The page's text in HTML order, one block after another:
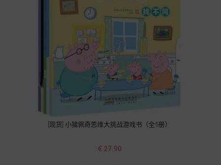
[现货] 小猪佩奇思维大挑战游戏书（全5册）
价
€ 27.90